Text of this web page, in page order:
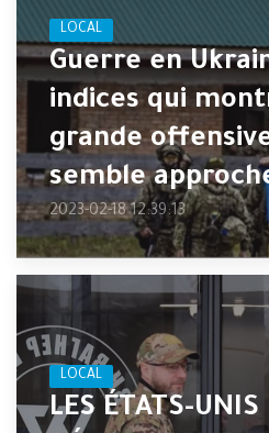
LOCAL
Guerre en
indices qui
grande
semble
2023-02-18 12:39:13
LOCAL
LES ÉTATS-UNIS